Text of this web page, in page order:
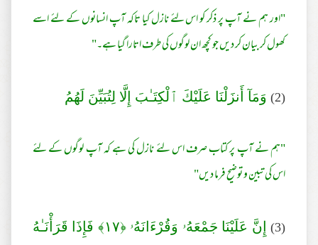
"اور ہم نے آپ پر ذکر کو اس لئے نازل کیا تاکہ آپ انسانوں کے لئے اسے
کھول کر بیان کر دیں جو کچھ ان لوگوں کی طرف اتارا گیا ہے۔"
(2) وَمَآ أَنزَلْنَا عَلَيْكَ ٱلْكِتَـٰبَ إِلَّا لِتُبَيِّنَ لَهُمُ
"ہم نے آپ پر کتاب صرف اس لئے نازل کی ہے کہ آپ لوگوں کے لئے
اس کی تبین و توضیح فرما دیں"
(3)
إِنَّ عَلَيْنَا جَمْعَهُۥ وَقُرْ‌ءَانَهُۥ ﴿١٧﴾ فَإِذَا قَرَ‌أْنَـٰهُ